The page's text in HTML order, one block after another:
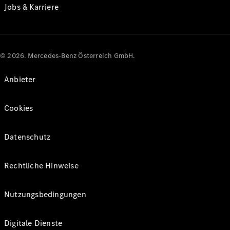
Jobs & Karriere
© 2026. Mercedes-Benz Österreich GmbH.
Anbieter
Cookies
Datenschutz
Rechtliche Hinweise
Nutzungsbedingungen
Digitale Dienste